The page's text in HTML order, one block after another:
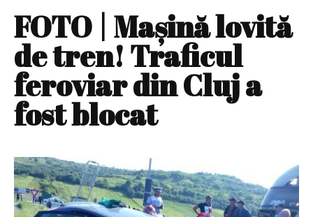
FOTO | Maşină lovită
de tren! Traficul
feroviar din Cluj a
fost blocat